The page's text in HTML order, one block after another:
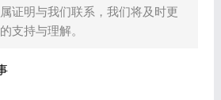
证明与我们联系，我们将及时更
支持与理解。